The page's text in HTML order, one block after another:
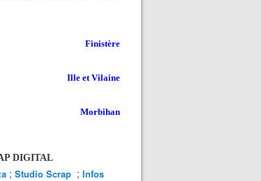
Finistère
Ille et Vilaine
Morbihan
DIGITAL
; Studio Scrap ; Infos